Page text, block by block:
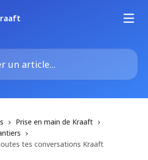
Prise en main de Kraaft
tes conversations Kraaft